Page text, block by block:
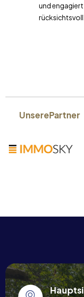
und engagiert. Ab
rücksichtsvoll und
UnserePartner